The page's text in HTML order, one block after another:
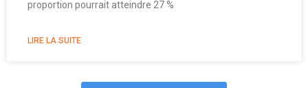
proportion pourrait atteindre 27 %
LIRE LA SUITE